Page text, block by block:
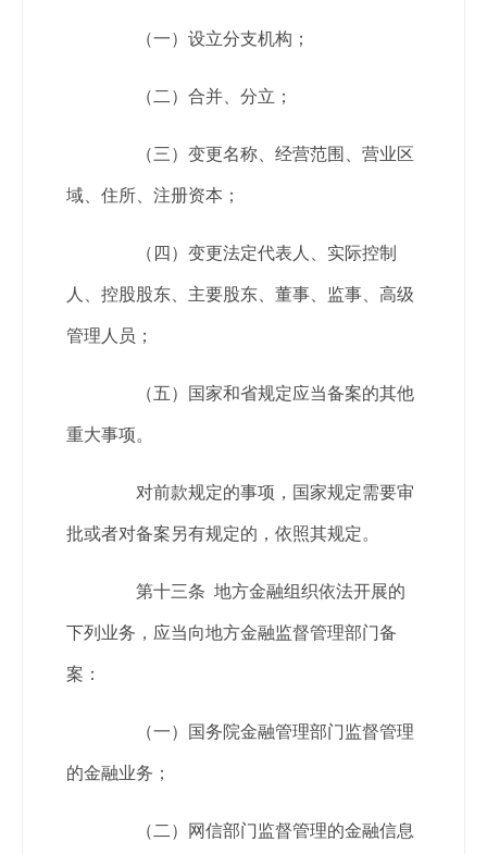
（一）设立分支机构；
（二）合并、分立；
（三）变更名称、经营范围、营业区
域、住所、注册资本；
（四）变更法定代表人、实际控制
人、控股股东、主要股东、董事、监事、高级
管理人员；
（五）国家和省规定应当备案的其他
重大事项。
对前款规定的事项，国家规定需要审
批或者对备案另有规定的，依照其规定。
第十三条 地方金融组织依法开展的
下列业务，应当向地方金融监督管理部门备
案：
（一）国务院金融管理部门监督管理
的金融业务；
（二）网信部门监督管理的金融信息